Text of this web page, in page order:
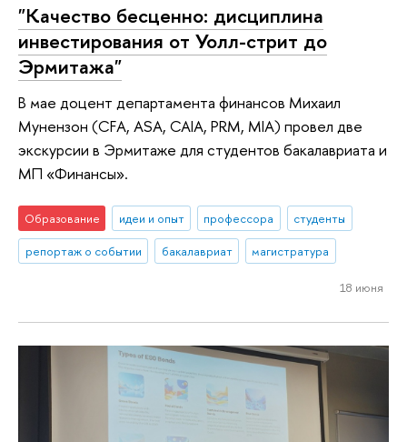
"Качество бесценно: дисциплина
инвестирования от Уолл-стрит до
Эрмитажа"
В мае доцент департамента финансов Михаил
Мунензон (CFA, ASA, CAIA, PRM, MIA) провел две
экскурсии в Эрмитаже для студентов бакалавриата и
МП «Финансы».
Образование идеи и опыт профессора
студенты
репортаж о событии
бакалавриат магистратура
18 июня